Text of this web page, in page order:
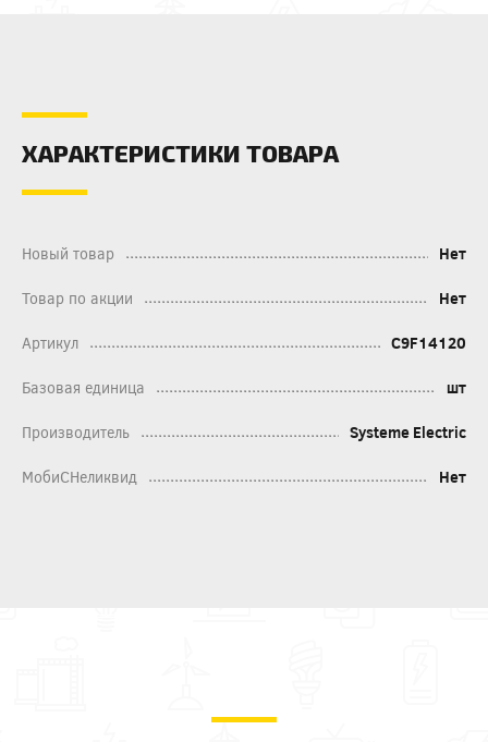
ХАРАКТЕРИСТИКИ ТОВАРА
Новый товар Нет
Товар по акции Нет
Артикул C9F14120
Базовая единица шт
Производитель Systeme Electric
МобиСНеликвид Нет